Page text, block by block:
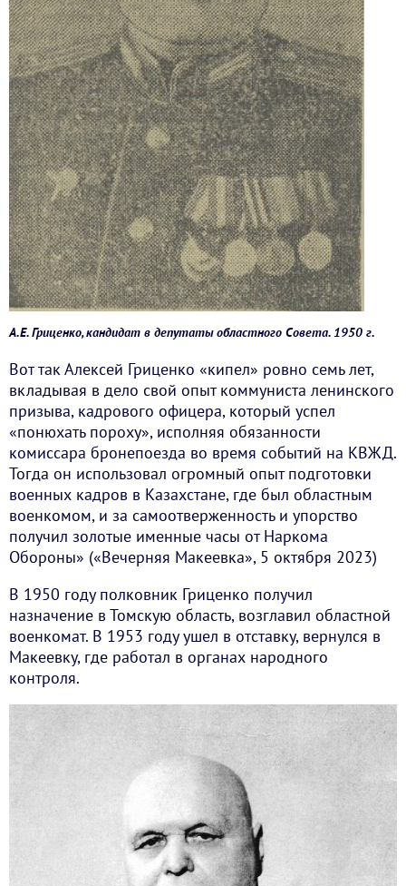
А.Е. Гриценко, кандидат в депутаты областного Совета. 1950 г.
Вот так Алексей Гриценко «кипел» ровно семь лет,
вкладывая в дело свой опыт коммуниста ленинского
призыва, кадрового офицера, который успел
«понюхать пороху», исполняя обязанности
комиссара бронепоезда во время событий на КВЖД.
Тогда он использовал огромный опыт подготовки
военных кадров в Казахстане, где был областным
военкомом, и за самоотверженность и упорство
получил золотые именные часы от Наркома
Обороны» («Вечерняя Макеевка», 5 октября 2023)
В 1950 году полковник Гриценко получил
назначение в Томскую область, возглавил областной
военкомат. В 1953 году ушел в отставку, вернулся в
Макеевку, где работал в органах народного
контроля.